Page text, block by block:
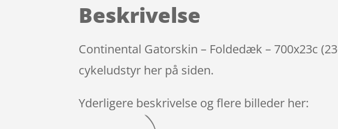
Beskrivelse
Continental Gatorskin – Foldedæk – 700x23c
cykeludstyr her på siden.
Yderligere beskrivelse og flere billeder her: